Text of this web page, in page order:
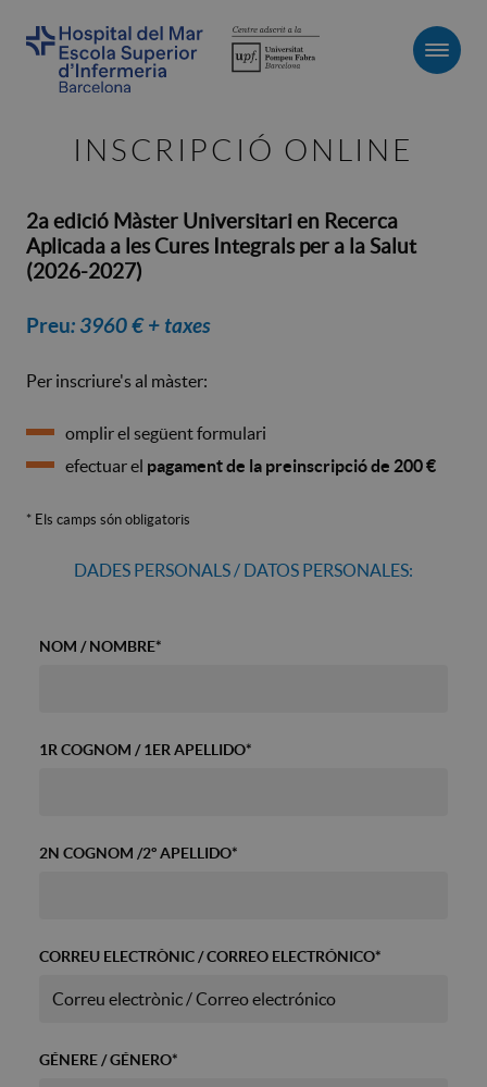
INSCRIPCIÓ ONLINE
2a edició Màster Universitari en Recerca
Aplicada a les Cures Integrals per a la Salut
(2026-2027)
Preu: 3960 € + taxes
Per inscriure's al màster:
omplir el següent formulari
efectuar el pagament de la preinscripció de 200 €
* Els camps són obligatoris
DADES PERSONALS / DATOS PERSONALES:
NOM / NOMBRE*
1R COGNOM / 1ER APELLIDO*
2N COGNOM /2º APELLIDO*
CORREU ELECTRÒNIC / CORREO ELECTRÓNICO*
GÉNERE / GÉNERO*